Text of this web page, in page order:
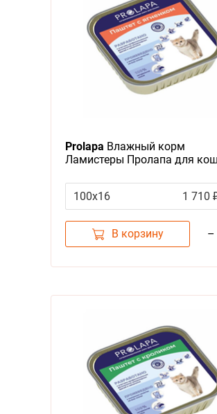
Prolapa Влажный корм
Ламистеры Пролапа для
упаковку)
100х16 1 710
В корзину –